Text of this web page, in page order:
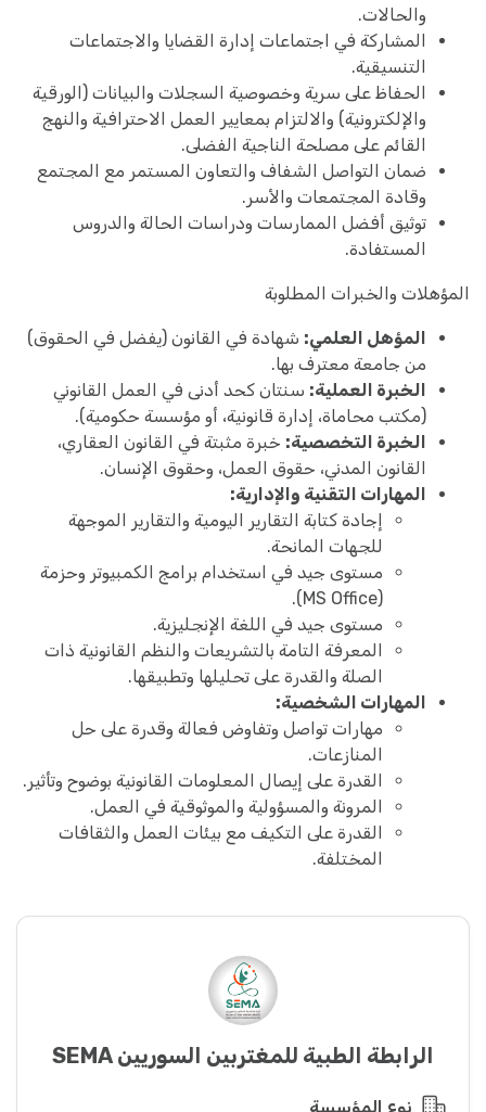
والحالات.
المشاركة في اجتماعات إدارة القضايا والاجتماعات
التنسيقية.
الحفاظ على سرية وخصوصية السجلات والبيانات (الورقية
والإلكترونية) والالتزام بمعايير العمل الاحترافية والنهج
القائم على مصلحة الناجية الفضلى.
ضمان التواصل الشفاف والتعاون المستمر مع المجتمع
وقادة المجتمعات والأسر.
توثيق أفضل الممارسات ودراسات الحالة والدروس
المستفادة.
المؤهلات والخبرات المطلوبة
المؤهل العلمي: شهادة في القانون (يفضل في الحقوق)
من جامعة معترف بها.
الخبرة العملية: سنتان كحد أدنى في العمل القانوني
(مكتب محاماة، إدارة قانونية، أو مؤسسة حكومية).
الخبرة التخصصية: خبرة مثبتة في القانون العقاري،
القانون المدني، حقوق العمل، وحقوق الإنسان.
المهارات التقنية والإدارية:
إجادة كتابة التقارير اليومية والتقارير الموجهة
للجهات المانحة.
مستوى جيد في استخدام برامج الكمبيوتر وحزمة
(MS Office).
مستوى جيد في اللغة الإنجليزية.
المعرفة التامة بالتشريعات والنظم القانونية ذات
الصلة والقدرة على تحليلها وتطبيقها.
المهارات الشخصية:
مهارات تواصل وتفاوض فعالة وقدرة على حل
المنازعات.
القدرة على إيصال المعلومات القانونية بوضوح وتأثير.
المرونة والمسؤولية والموثوقية في العمل.
القدرة على التكيف مع بيئات العمل والثقافات
المختلفة.
الرابطة الطبية للمغتربين السوريين SEMA
نوع المؤسسة